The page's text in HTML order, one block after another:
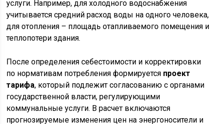
услуги. Например, для холодного водоснабжения
учитывается средний расход воды на одного человека,
для отопления – площадь отапливаемого помещения и
теплопотери здания.
После определения себестоимости и корректировки
по нормативам потребления формируется проект
тарифа, который подлежит согласованию с органами
государственной власти, регулирующими
коммунальные услуги. В расчет включаются
прогнозируемые изменения цен на энергоносители и